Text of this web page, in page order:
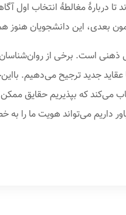
دربارهٔ مغالطهٔ انتخاب اول
بعدی، این دانشجویان هنوز
ذهنی است. برخی از
جدید ترجیح می‌دهیم.
می‌کند که بپذیریم حقایق
داریم می‌تواند هویت ما را